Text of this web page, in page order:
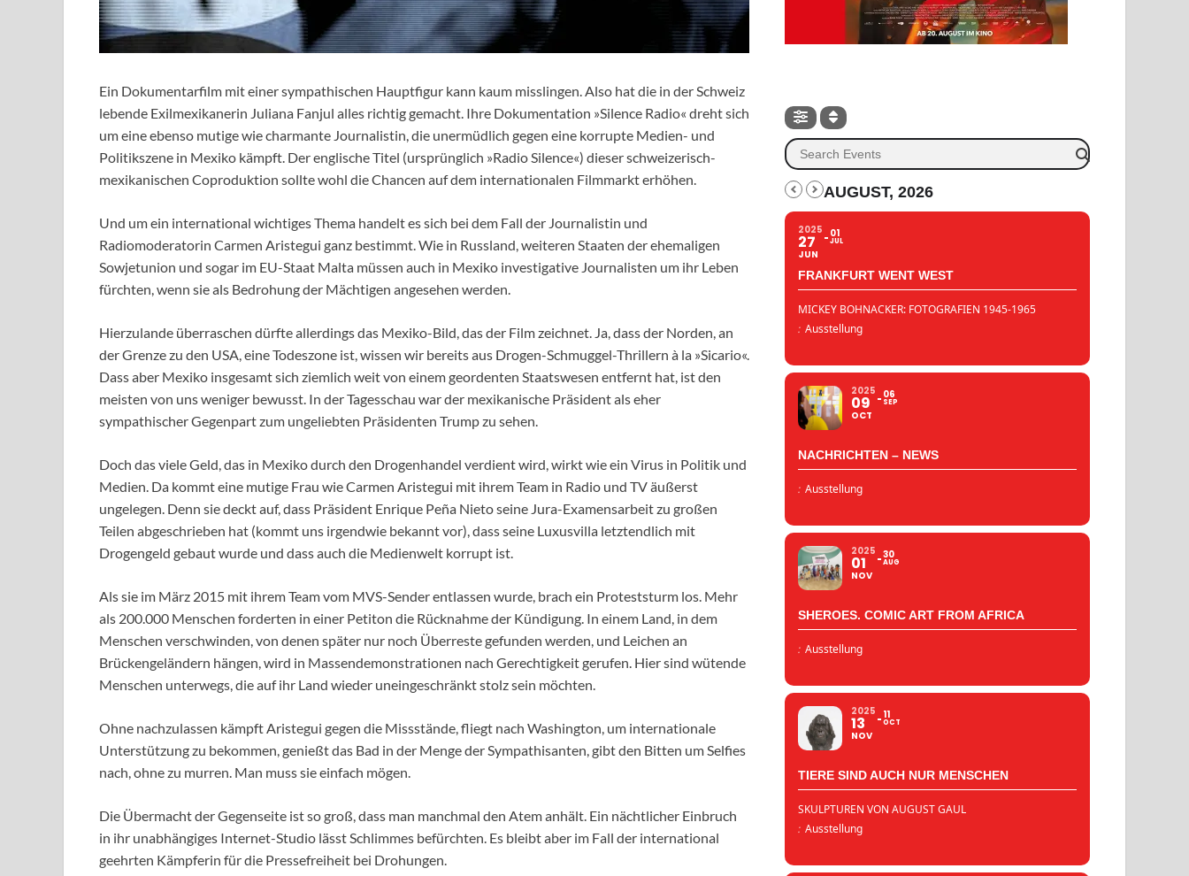
Ein Dokumentarfilm mit einer sympathischen Hauptfigur kann kaum misslingen. Also hat die in der Schweiz
lebende Exilmexikanerin Juliana Fanjul alles richtig gemacht. Ihre Dokumentation »Silence Radio« dreht sich
um eine ebenso mutige wie charmante Journalistin, die unermüdlich gegen eine korrupte Medien- und
Politikszene in Mexiko kämpft. Der englische Titel (ursprünglich »Radio Silence«) dieser schweizerisch-
mexikanischen Coproduktion sollte wohl die Chancen auf dem internationalen Filmmarkt erhöhen.
Und um ein international wichtiges Thema handelt es sich bei dem Fall der Journalistin und
Radiomoderatorin Carmen Aristegui ganz bestimmt. Wie in Russland, weiteren Staaten der ehemaligen
Sowjetunion und sogar im EU-Staat Malta müssen auch in Mexiko investigative Journalisten um ihr Leben
fürchten, wenn sie als Bedrohung der Mächtigen angesehen werden.
Hierzulande überraschen dürfte allerdings das Mexiko-Bild, das der Film zeichnet. Ja, dass der Norden, an
der Grenze zu den USA, eine Todeszone ist, wissen wir bereits aus Drogen-Schmuggel-Thrillern à la »Sicario«.
Dass aber Mexiko insgesamt sich ziemlich weit von einem geordenten Staatswesen entfernt hat, ist den
meisten von uns weniger bewusst. In der Tagesschau war der mexikanische Präsident als eher
sympathischer Gegenpart zum ungeliebten Präsidenten Trump zu sehen.
Doch das viele Geld, das in Mexiko durch den Drogenhandel verdient wird, wirkt wie ein Virus in Politik und
Medien. Da kommt eine mutige Frau wie Carmen Aristegui mit ihrem Team in Radio und TV äußerst
ungelegen. Denn sie deckt auf, dass Präsident Enrique Peña Nieto seine Jura-Examensarbeit zu großen
Teilen abgeschrieben hat (kommt uns irgendwie bekannt vor), dass seine Luxusvilla letztendlich mit
Drogengeld gebaut wurde und dass auch die Medienwelt korrupt ist.
Als sie im März 2015 mit ihrem Team vom MVS-Sender entlassen wurde, brach ein Proteststurm los. Mehr
als 200.000 Menschen forderten in einer Petiton die Rücknahme der Kündigung. In einem Land, in dem
Menschen verschwinden, von denen später nur noch Überreste gefunden werden, und Leichen an
Brückengeländern hängen, wird in Massendemonstrationen nach Gerechtigkeit gerufen. Hier sind wütende
Menschen unterwegs, die auf ihr Land wieder uneingeschränkt stolz sein möchten.
Ohne nachzulassen kämpft Aristegui gegen die Missstände, fliegt nach Washington, um internationale
Unterstützung zu bekommen, genießt das Bad in der Menge der Sympathisanten, gibt den Bitten um Selfies
nach, ohne zu murren. Man muss sie einfach mögen.
Die Übermacht der Gegenseite ist so groß, dass man manchmal den Atem anhält. Ein nächtlicher Einbruch
in ihr unabhängiges Internet-Studio lässt Schlimmes befürchten. Es bleibt aber im Fall der international
geehrten Kämpferin für die Pressefreiheit bei Drohungen.
AUGUST, 2026
2025
27
JUN
01
JUL
FRANKFURT WENT WEST
MICKEY BOHNACKER: FOTOGRAFIEN 1945-1965
: Ausstellung
2025
09
OCT
06
SEP
NACHRICHTEN – NEWS
: Ausstellung
2025
01
NOV
30
AUG
SHEROES. COMIC ART FROM AFRICA
: Ausstellung
2025
13
NOV
11
OCT
TIERE SIND AUCH NUR MENSCHEN
SKULPTUREN VON AUGUST GAUL
: Ausstellung